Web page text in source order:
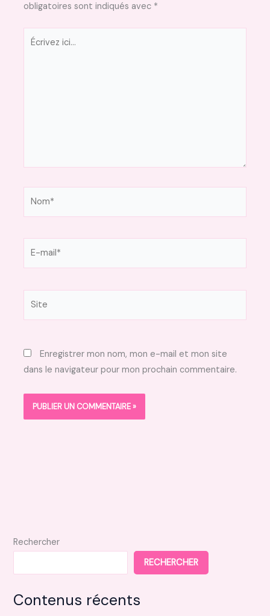
obligatoires sont indiqués avec *
Écrivez
Enregistrer mon nom, mon e-mail et mon site
dans le navigateur pour mon prochain commentaire.
Rechercher
RECHERCHER
Contenus récents